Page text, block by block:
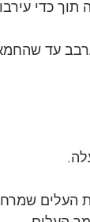
כדי
העלים